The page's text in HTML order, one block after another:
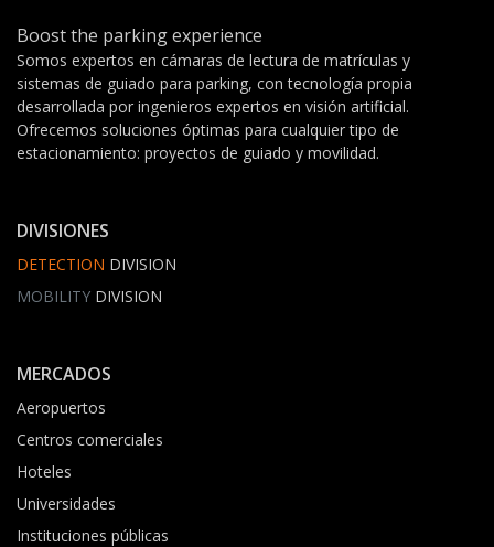
Boost the parking experience
Somos expertos en cámaras de lectura de matrículas y
sistemas de guiado para parking, con tecnología propia
desarrollada por ingenieros expertos en visión artificial.
Ofrecemos soluciones óptimas para cualquier tipo de
estacionamiento: proyectos de guiado y movilidad.
DIVISIONES
DETECTION DIVISION
MOBILITY DIVISION
MERCADOS
Aeropuertos
Centros comerciales
Hoteles
Universidades
Instituciones públicas